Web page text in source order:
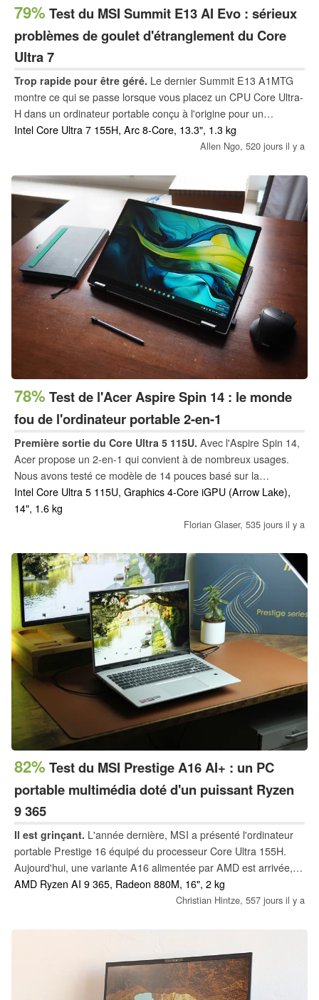
79% Test du MSI Summit E13 AI Evo : sérieux
problèmes de goulet d'étranglement du Core
Ultra 7
Trop rapide pour être géré. Le dernier Summit E13 A1MTG
montre ce qui se passe lorsque vous placez un CPU Core Ultra-
H dans un ordinateur portable conçu à l'origine pour un
processeur Core-U. Cela peut sembler très rapide sur le papier,
mais l'étranglement et les niveaux de température qui
Intel Core Ultra 7 155H, Arc 8-Core, 13.3", 1.3 kg
Allen Ngo, 520 jours il y a
78% Test de l'Acer Aspire Spin 14 : le monde
fou de l'ordinateur portable 2-en-1
Première sortie du Core Ultra 5 115U. Avec l'Aspire Spin 14,
Acer propose un 2-en-1 qui convient à de nombreux usages.
Nous avons testé ce modèle de 14 pouces basé sur la
technologie Intel de manière approfondie, et nous avons
rencontré quelques faiblesses, dont certaines ne sont pas
Intel Core Ultra 5 115U, Graphics 4-Core iGPU (Arrow Lake),
14", 1.6 kg
Florian Glaser, 535 jours il y a
82% Test du MSI Prestige A16 AI+ : un PC
portable multimédia doté d'un puissant Ryzen
9 365
Il est grinçant. L'année dernière, MSI a présenté l'ordinateur
portable Prestige 16 équipé du processeur Core Ultra 155H.
Aujourd'hui, une variante A16 alimentée par AMD est arrivée,
équipée d'un processeur Ryzen 9 et d'un NPU (Copilot+), au
prix de 1 599 €. Ce nouveau modèle fait un bond en avant en
sans inconvénients par rapport à son homologue Intel.
AMD Ryzen AI 9 365, Radeon 880M, 16", 2 kg
Christian Hintze, 557 jours il y a